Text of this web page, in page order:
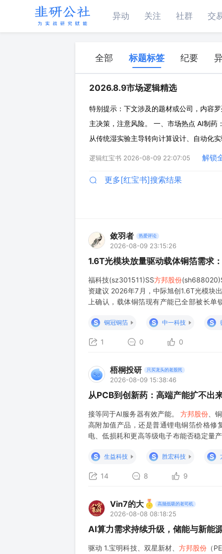
异动 关注 社群 交
全部 标题标签 纪要
2026.8.9市场逻辑精选
特别提示：下文涉及的题材或公司，内容
主决策，注意风险。 一、市场热点 AI制
从传统湿实验主导转向计算设计、自动化
随行业资本化进程提速、核心技术逐步落
逻辑红宝书 2026-08-09 22:07:05 解锁
更多[红宝书]搜索结果
敛羽者 热爱评论
2026-08-09 23:15:26
1.6T光模块放量驱动载体铜箔需求
福科技(sz301511)SS方邦股份
资建议 2026年7月，中际旭创1.6T光模块
上确认，载体铜箔现有产能已全部被长
S
铜冠铜箔 S 中一科技 S
1 0 0
梧桐投研 只买龙头的老股民
2026-08-09 15:38:46
从PCB到创新药：高端产能扩不出
接等同于AI服务器有效产能。 方邦股份 、
高附加值产品，还是普通锂电铜箔价格修
电、低损耗和更高等级电子布能否稳定量
S
生益科技 S 胜宏科技 S
14 8 9
Vin7的大 高抛低吸的老司机
2026-08-08 08:18:25
AI算力需求持续升级，储能与新能
驱动 1.宝明科技、双星新材、 方邦股份 （